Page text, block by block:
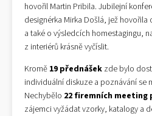
hovořil Martin Pribila. Jubilejní
designérka Mirka Došlá, jež
a také o výsledcích homestagingu,
z interiérů krásně vyčíslit.
Kromě 19 přednášek zde bylo
individuální diskuze a poznávání se
Nechybělo 22 firemních meeting
zájemci vyžádat vzorky, katalogy a